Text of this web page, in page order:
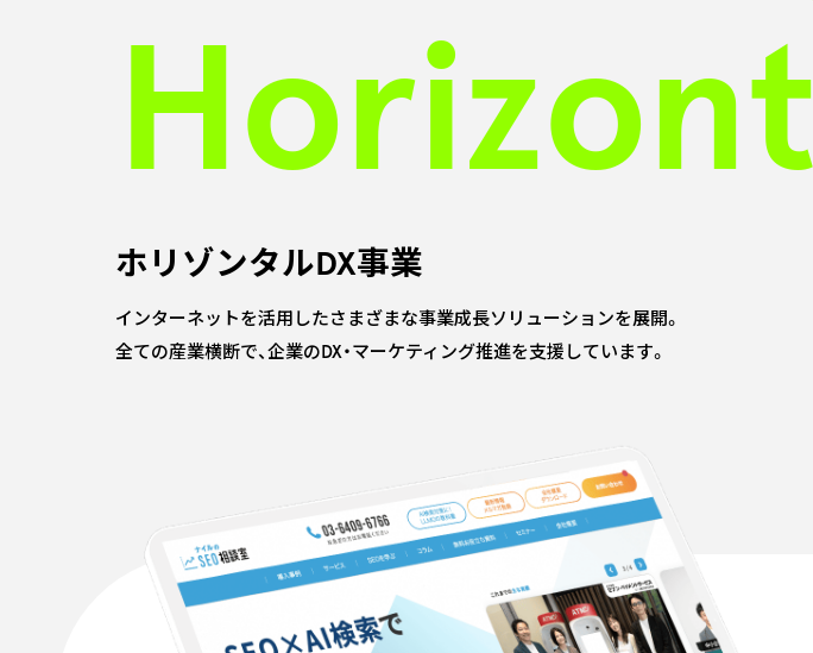
ホリゾンタルDX事業
インターネットを活用したさまざまな事業成長ソリューションを展開。
全ての産業横断で、企業のDX・マーケティング推進を支援しています。